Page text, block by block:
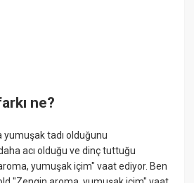
ne?
tadı olduğunu
acı olduğu ve dinç tuttuğu
yumuşak içim" vaat ediyor. Ben